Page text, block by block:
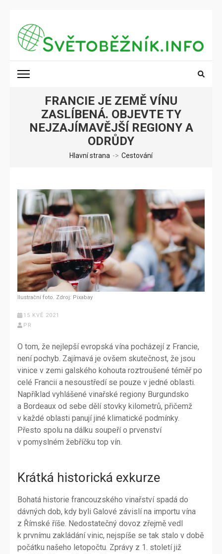
obsah
(stiskněte
Enter)
SVĚTOBĚŽNÍK.INFO
FRANCIE JE ZEMĚ VÍNU
ZASLÍBENÁ. OBJEVTE TY
NEJZAJÍMAVĚJŠÍ REGIONY A
ODRŮDY
Hlavní strana -> Cestování
Ilustrační foto. Zdroj: Pixabay
15 KVĚ 2021
PR
O tom, že nejlepší evropská vína pocházejí z Francie,
není pochyb. Zajímavá je ovšem skutečnost, že jsou
vinice v zemi galského kohouta roztroušené téměř po
celé Francii a nesoustředí se pouze v jedné oblasti.
Například vyhlášené vinařské regiony Burgundsko
a Bordeaux od sebe dělí stovky kilometrů, přičemž
v každé oblasti panují jiné klimatické podmínky.
Přesto spolu na dálku soupeří o prvenství
v pomyslném žebříčku top vín.
Krátká historická exkurze
Bohatá historie francouzského vinařství spadá do
dávných dob, kdy byli Galové závislí na importu vína
z Římské říše. Nedostatečný dovoz zřejmě vedl
k prvnímu zakládání vinic, nejspíše se tak stalo v době
počátku našeho letopočtu. Zprávy z 1. století již